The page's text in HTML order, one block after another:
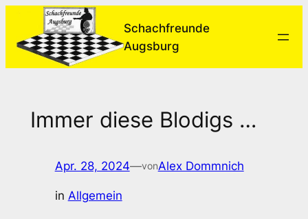
springen
Schachfreunde
Augsburg
Immer diese Blodigs …
Apr. 28, 2024—vonAlex Dommnich
in Allgemein